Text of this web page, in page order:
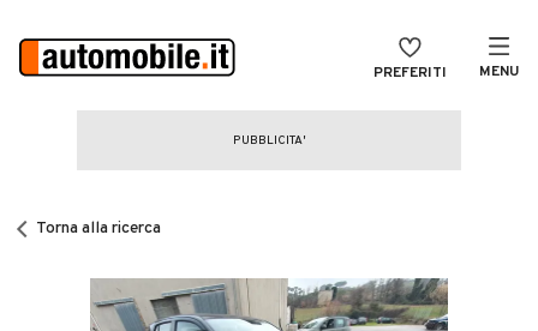
PREFERITI MENU
CERCA
Auto Nuove
Torna alla ricerca